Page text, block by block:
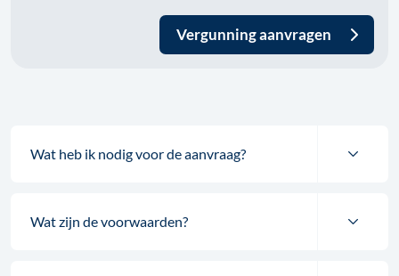
Vergunning aanvragen
Wat heb ik nodig voor de aanvraag?
Wat zijn de voorwaarden?